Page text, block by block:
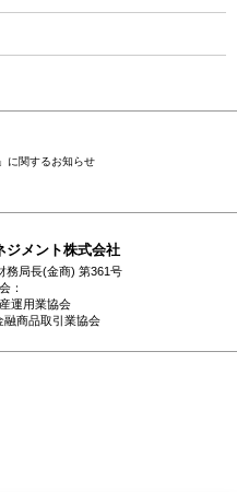
に関するお知らせ
ジメント株式会社
局長(金商) 第361号
：
運用業協会
融商品取引業協会